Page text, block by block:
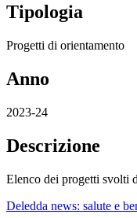
Tipologia
Progetti di orientamento
Anno
2023-24
Descrizione
Elenco dei progetti svolti
Deledda news: salute e